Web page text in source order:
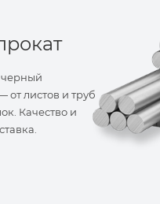
от листов и труб
Качество и